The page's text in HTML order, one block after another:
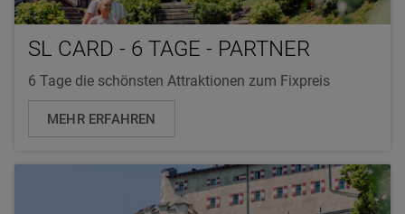
SL CARD - 6 TAGE - PARTNER
6 Tage die schönsten Attraktionen zum Fixpreis
MEHR ERFAHREN